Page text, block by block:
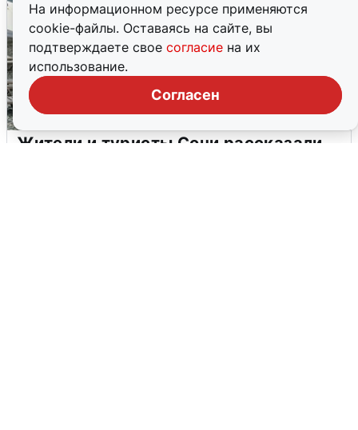
На информационном ресурсе применяются
cookie-файлы. Оставаясь на сайте, вы
подтверждаете свое согласие на их
использование.
Согласен
Жители и туристы Сочи рассказали